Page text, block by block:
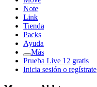
Note
Link
Tienda
Packs
Ayuda
Más
Prueba Live 12 gratis
Inicia sesión o regístrate